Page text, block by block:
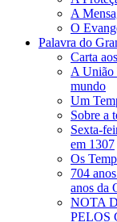
A
O
Palavra do
Carta
A União
mundo
Um
Sobre a
Sexta-
em 1307
Os
704
anos da
NOTA
PELOS